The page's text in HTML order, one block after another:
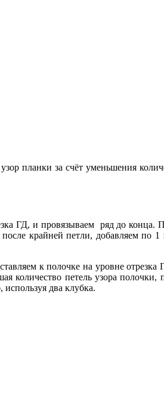
планки за счёт уменьшения
ГД, и провязываем ряд до конца.
крайней петли, добавляем по
к полочке на уровне
количество петель узора
два клубка.